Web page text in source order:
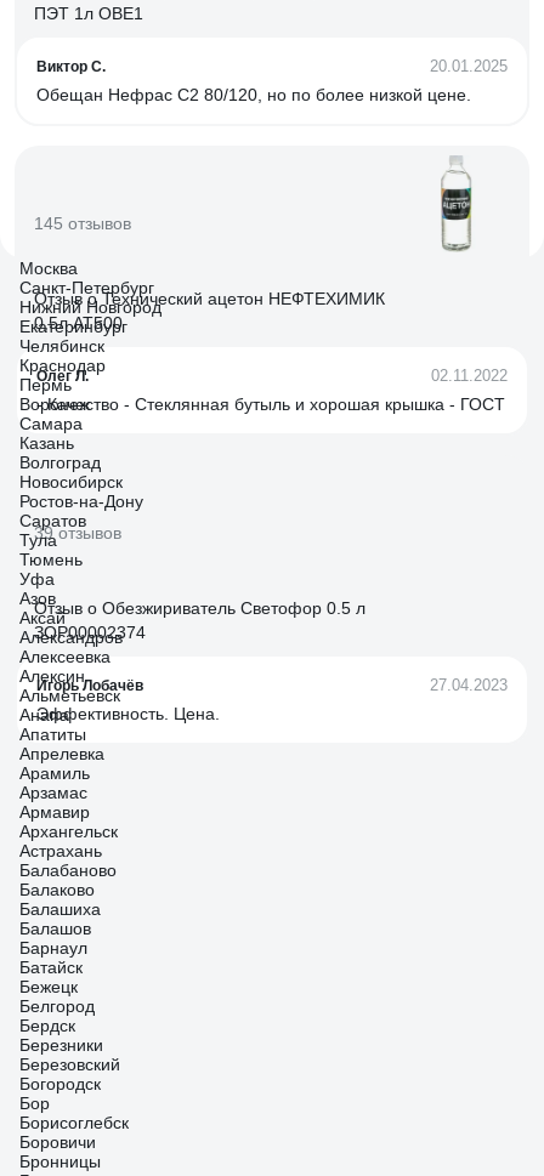
ПЭТ 1л OBE1
Виктор С. 20.01.2025
Обещан Нефрас С2 80/120, но по более низкой цене.
145 отзывов
Отзыв о Технический ацетон НЕФТЕХИМИК
0,5л АТ500
Олег Л. 02.11.2022
- Качество - Стеклянная бутыль и хорошая крышка - ГОСТ
39 отзывов
Отзыв о Обезжириватель Светофор 0.5 л
ЗОР00002374
Игорь Лобачёв 27.04.2023
Эффективность. Цена.
Москва
Санкт-Петербург
Нижний Новгород
Екатеринбург
Челябинск
Краснодар
Пермь
Воронеж
Самара
Казань
Волгоград
Новосибирск
Ростов-на-Дону
Саратов
Тула
Тюмень
Уфа
Азов
Аксай
Александров
Алексеевка
Алексин
Альметьевск
Анапа
Апатиты
Апрелевка
Арамиль
Арзамас
Армавир
Архангельск
Астрахань
Балабаново
Балаково
Балашиха
Балашов
Барнаул
Батайск
Бежецк
Белгород
Бердск
Березники
Березовский
Богородск
Бор
Борисоглебск
Боровичи
Бронницы